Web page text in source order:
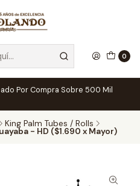
0
Por Compra Sobre 500 Mil
King Palm Tubes / Rolls
- HD ($1.690 x Mayor)